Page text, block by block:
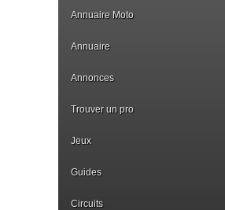
Annuaire Moto
Annuaire
Annonces
Trouver un pro
Jeux
Guides
Circuits